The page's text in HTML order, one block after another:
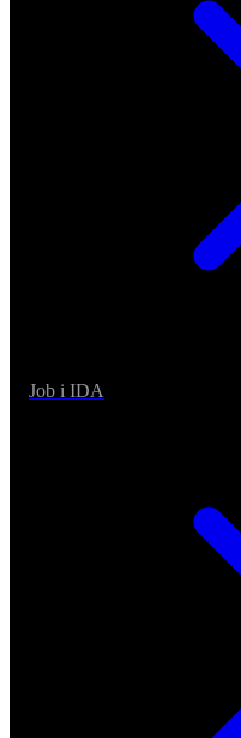
Job i IDA